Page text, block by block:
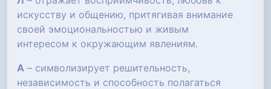
искусству и общению, притягивая внимание
своей эмоциональностью и живым
интересом к окружающим явлениям.
А – символизирует решительность,
независимость и способность полагаться